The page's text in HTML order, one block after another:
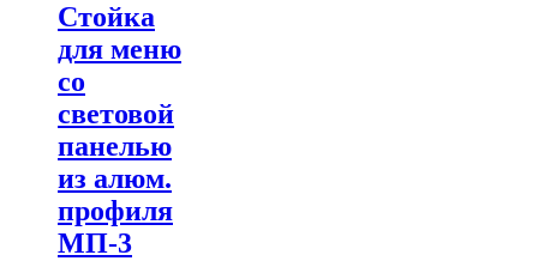
Стойка
для меню
со
световой
панелью
из алюм.
профиля
МП-3